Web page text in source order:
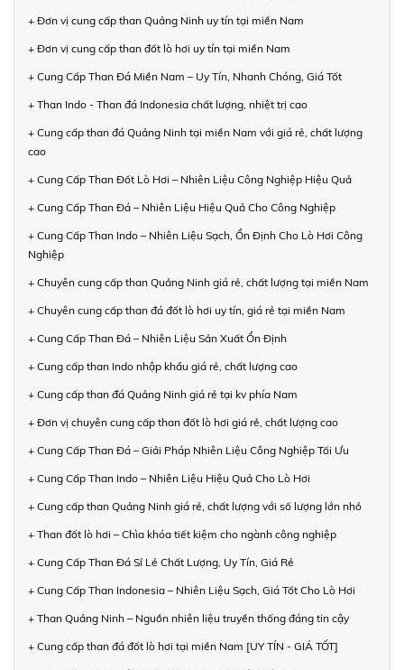
+ Đơn vị cung cấp than Quảng Ninh uy tín tại miền Nam
+ Đơn vị cung cấp than đốt lò hơi uy tín tại miền Nam
+ Cung Cấp Than Đá Miền Nam – Uy Tín, Nhanh Chóng, Giá Tốt
+ Than Indo - Than đá Indonesia chất lượng, nhiệt trị cao
+ Cung cấp than đá Quảng Ninh tại miền Nam với giá rẻ, chất lượng
cao
+ Cung Cấp Than Đốt Lò Hơi – Nhiên Liệu Công Nghiệp Hiệu Quả
+ Cung Cấp Than Đá – Nhiên Liệu Hiệu Quả Cho Công Nghiệp
+ Cung Cấp Than Indo – Nhiên Liệu Sạch, Ổn Định Cho Lò Hơi Công
Nghiệp
+ Chuyên cung cấp than Quảng Ninh giá rẻ, chất lượng tại miền Nam
+ Chuyên cung cấp than đá đốt lò hơi uy tín, giá rẻ tại miền Nam
+ Cung Cấp Than Đá – Nhiên Liệu Sản Xuất Ổn Định
+ Cung cấp than Indo nhập khẩu giá rẻ, chất lượng cao
+ Cung cấp than đá Quảng Ninh giá rẻ tại kv phía Nam
+ Đơn vị chuyên cung cấp than đốt lò hơi giá rẻ, chất lượng cao
+ Cung Cấp Than Đá – Giải Pháp Nhiên Liệu Công Nghiệp Tối Ưu
+ Cung Cấp Than Indo – Nhiên Liệu Hiệu Quả Cho Lò Hơi
+ Cung cấp than Quảng Ninh giá rẻ, chất lượng với số lượng lớn nhỏ
+ Than đốt lò hơi – Chìa khóa tiết kiệm cho ngành công nghiệp
+ Cung Cấp Than Đá Sỉ Lẻ Chất Lượng, Uy Tín, Giá Rẻ
+ Cung Cấp Than Indonesia – Nhiên Liệu Sạch, Giá Tốt Cho Lò Hơi
+ Than Quảng Ninh – Nguồn nhiên liệu truyền thống đáng tin cậy
+ Cung cấp than đá đốt lò hơi tại miền Nam [UY TÍN - GIÁ TỐT]